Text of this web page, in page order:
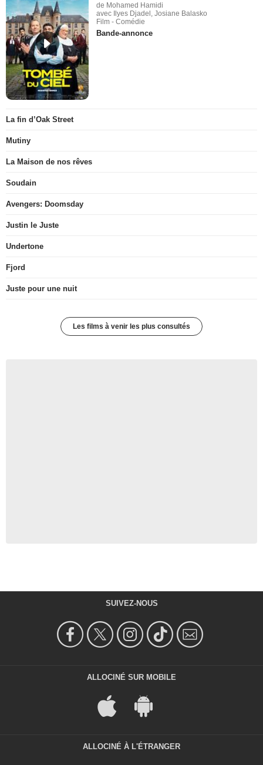
de Mohamed Hamidi
avec Ilyes Djadel, Josiane Balasko
Film - Comédie
Bande-annonce
La fin d’Oak Street
Mutiny
La Maison de nos rêves
Soudain
Avengers: Doomsday
Justin le Juste
Undertone
Fjord
Juste pour une nuit
Les films à venir les plus consultés
SUIVEZ-NOUS
ALLOCINÉ SUR MOBILE
ALLOCINÉ À L'ÉTRANGER